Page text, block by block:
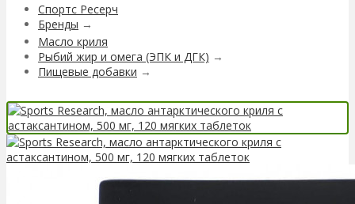
Спортс Ресерч
Бренды →
Масло криля
Рыбий жир и омега (ЭПК и ДГК) →
Пищевые добавки →